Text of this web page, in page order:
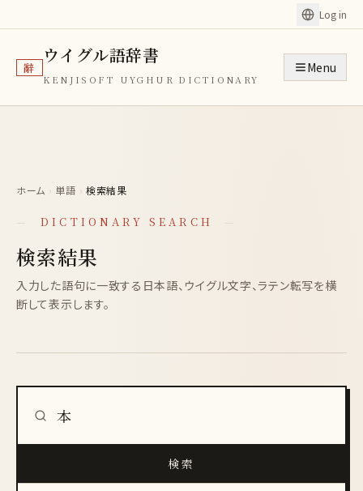
Log in
辭
ウイグル語辞書
KENJISOFT UYGHUR DICTIONARY
Menu
ホーム › 単語 › 検索結果
— DICTIONARY SEARCH —
検索結果
入力した語句に一致する日本語、ウイグル文字、ラテン転写を横
断して表示します。
検索